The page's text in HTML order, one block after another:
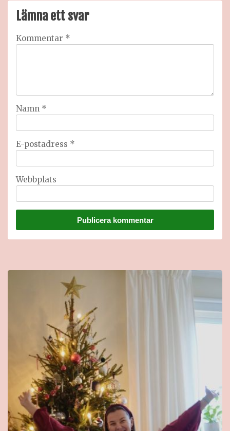
Lämna ett svar
Kommentar *
Namn *
E-postadress *
Webbplats